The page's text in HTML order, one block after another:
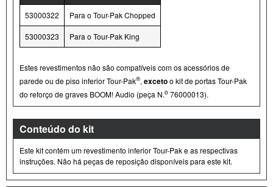
53000322 Para o Tour- Pak Chopped
53000323 Para o Tour- Pak King
Estes revestimentos não são compatíveis com os acessórios de
parede ou de piso inferior Tour- Pak®, excetoo kit de portas Tour- Pak
do reforço de graves BOOM! Audio (peça N.o 76000013).
Conteúdo do kit
Este kit contém um revestimento inferior Tour- Pak e as respectivas
instruções. Não há peças de reposição disponíveis para este kit.